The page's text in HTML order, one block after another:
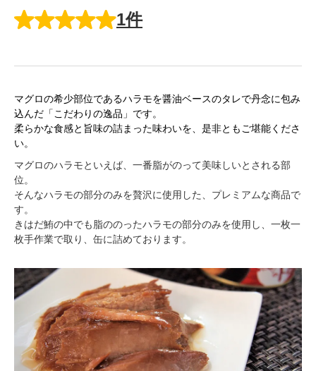
1件
マグロの希少部位であるハラモを醤油ベースのタレで丹念に包み
込んだ「こだわりの逸品」です。
柔らかな食感と旨味の詰まった味わいを、是非ともご堪能くださ
い。
マグロのハラモといえば、一番脂がのって美味しいとされる部
位。
そんなハラモの部分のみを贅沢に使用した、プレミアムな商品で
す。
きはだ鮪の中でも脂ののったハラモの部分のみを使用し、一枚一
枚手作業で取り、缶に詰めております。